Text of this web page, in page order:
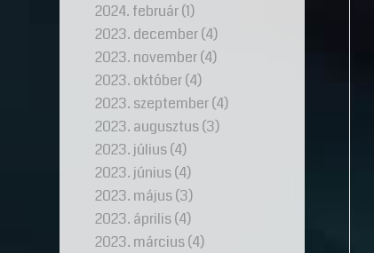
2024. február(1)
2023. december(4)
2023. november(4)
2023. október(4)
2023. szeptember(4)
2023. augusztus(3)
2023. július(4)
2023. június(4)
2023. május(3)
2023. április(4)
2023. március(4)